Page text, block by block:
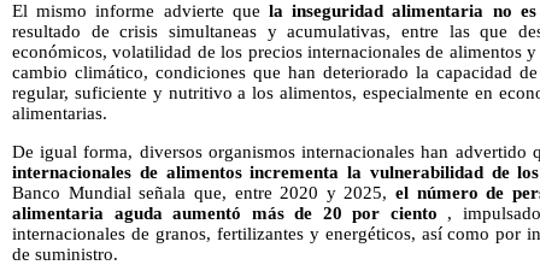
El mismo informe advierte que la inseguridad alimentaria no
resultado de crisis simultaneas y acumulativas, entre las que
económicos, volatilidad de los precios internacionales de alimentos
cambio climático, condiciones que han deteriorado la capacidad
regular, suficiente y nutritivo a los alimentos, especialmente en
alimentarias.
De igual forma, diversos organismos internacionales han advertido
internacionales de alimentos incrementa la vulnerabilidad de
Banco Mundial señala que, entre 2020 y 2025,el número de
alimentaria aguda aumentó más de 20 por ciento ,
internacionales de granos, fertilizantes y energéticos, así como por
de suministro.